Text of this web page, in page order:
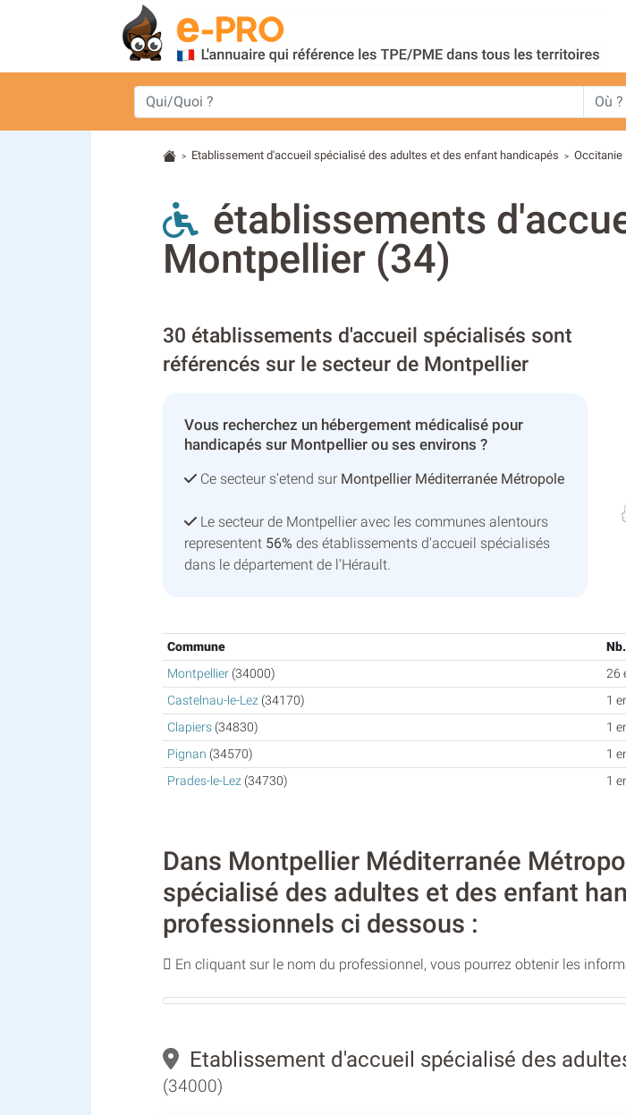
> Etablissement d'accueil spécialisé des adultes et des enfant handicapés > Occitanie
établissements
Montpellier (34)
30 établissements d'accueil spécialisés sont
référencés sur le secteur de Montpellier
Vous recherchez un hébergement médicalisé pour
handicapés sur Montpellier ou ses environs ?
Ce secteur s’etend sur Montpellier Méditerranée Métropole
Le secteur de Montpellier avec les communes alentours
representent 56% des établissements d'accueil spécialisés
dans le département de l'Hérault.
Commune
Montpellier(34000) 26
Castelnau-le-Lez(34170) 1
Clapiers(34830) 1
Pignan (34570) 1
Prades-le-Lez(34730) 1
Dans Montpellier Méditerranée
spécialisé des adultes et des enfant
professionnels ci dessous :
En cliquant sur le nom du professionnel, vous pourrez obtenir les
Etablissement d'accueil spécialisé des
(34000)